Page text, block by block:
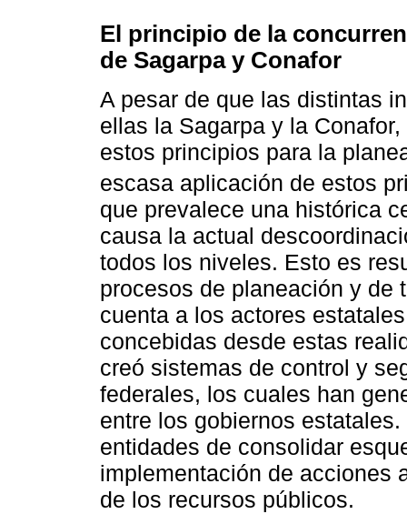
El principio de la
de Sagarpa y Conafor
A pesar de que las distintas
ellas la Sagarpa y la
estos principios para la
escasa aplicación de estos
que prevalece una histórica
causa la actual
todos los niveles. Esto es
procesos de planeación y de
cuenta a los actores
concebidas desde estas
creó sistemas de control y
federales, los cuales han
entre los gobiernos
entidades de consolidar
implementación de acciones
de los recursos públicos.